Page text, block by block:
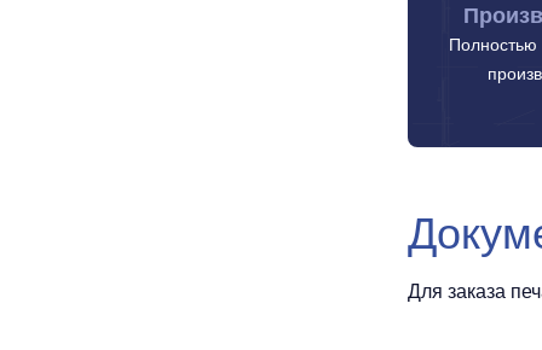
Полностью
Для заказа